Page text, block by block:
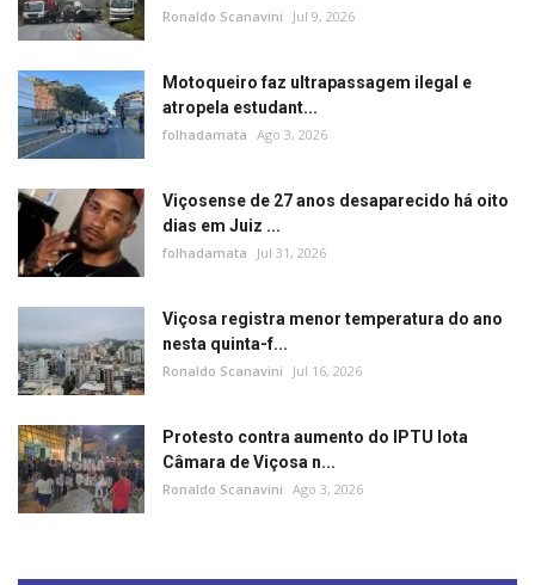
Ronaldo Scanavini Jul 9, 2026
Motoqueiro faz ultrapassagem ilegal e
atropela estudant...
folhadamata Ago 3, 2026
Viçosense de 27 anos desaparecido há oito
dias em Juiz ...
folhadamata Jul 31, 2026
Viçosa registra menor temperatura do ano
nesta quinta-f...
Ronaldo Scanavini Jul 16, 2026
Protesto contra aumento do IPTU lota
Câmara de Viçosa n...
Ronaldo Scanavini Ago 3, 2026